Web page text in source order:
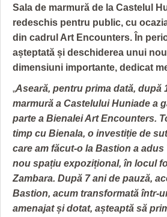
GRĂDINA TAICII DOMNULUI
ZIARISTU’ DE TERASĂ
CU OIŞTEA-N KIERKEGAARD
PE SURSE
CRONICĂ DE FILM
UNDE MERGEM
FILME DOCUMENTARE
JOCURI ONLINE
ANUNŢURI
INFO SI UTILE
INVATAMANT
FILME DOCUMENTARE
CLIPURI VIDEO
JOCURI ONLINE
Sala de marmură de la Castelul
redeschis pentru public, cu
din cadrul Art Encounters. În
așteptată și deschiderea unui
dimensiuni importante, dedicat
„Aseară, pentru prima dată, după
marmură a Castelului Huniade a
parte a Bienalei Art Encounters.
timp cu Bienala, o investiție de
care am făcut-o la Bastion a
nou spațiu expozițional, în locul
Zambara. După 7 ani de pauză,
Bastion, acum transformată într-
amenajat și dotat, așteaptă să